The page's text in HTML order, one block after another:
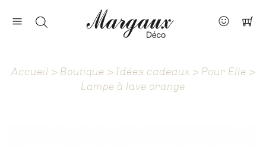
Nos marques
À propos
Accueil > Boutique > Idées cadeaux > Pour Elle >
Lampe à lave orange